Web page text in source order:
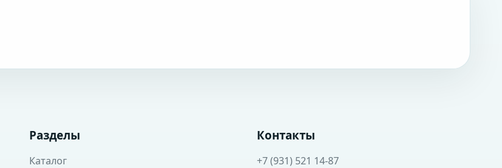
Разделы
Каталог
Контакты
+7 (931) 521 14-87